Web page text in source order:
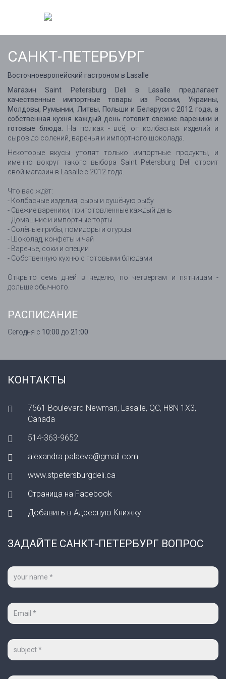
САНКТ-ПЕТЕРБУРГ
Восточноевропейский гастроном в Lasalle
Магазин Saint Petersburg Deli в Lasalle предлагает
качественные импортные товары из России, Украины,
Молдовы, Румынии, Литвы, Польши и Беларуси с 2012 года, а
собственная кухня каждый день готовит свежие вареники и
готовые блюда.
На полках - всё, от колбасных изделий и
сыров до солений, варенья и импортного шоколада.
Некоторые вкусы утолят только импортные продукты, и
именно вокруг такого выбора Saint Petersburg Deli строит
свой магазин в Lasalle с 2012 года.
Что вас ждёт:
- Колбасные изделия, сыры и сушёную рыбу
- Свежие вареники, приготовленные каждый день
- Домашние и импортные торты
- Солёные грибы, помидоры и огурцы
- Шоколад, конфеты и чай
- Варенье, соки и специи
- Собственную кухню с готовыми блюдами
Открыто семь дней в неделю, по четвергам и пятницам -
дольше обычного.
РАСПИСАНИЕ
Сегодня с 10:00 до 21:00
КОНТАКТЫ
7561 Boulevard Newman, Lasalle, QC, H8N 1X3,
Canada
514-363-9652
alexandra.palaeva@gmail.com
www.stpetersburgdeli.ca
Страница на Facebook
Добавить в Адресную Книжку
ЗАДАЙТЕ САНКТ-ПЕТЕРБУРГ ВОПРОС
Ваше
имя
Ваш
mail
Тема